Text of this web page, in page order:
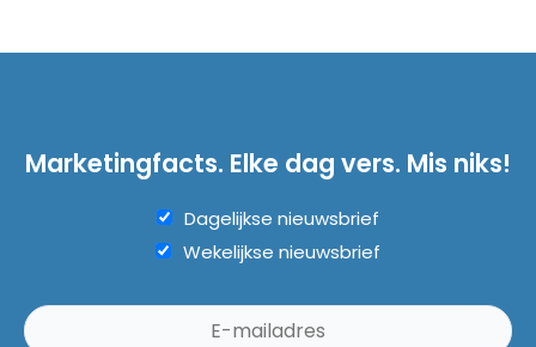
Marketingfacts. Elke dag vers. Mis niks!
Dagelijkse nieuwsbrief
Wekelijkse nieuwsbrief